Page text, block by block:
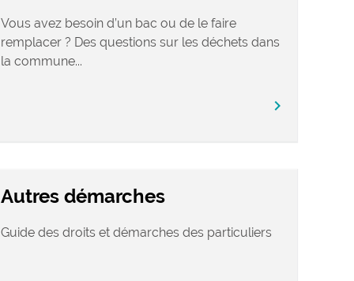
Vous avez besoin d’un bac ou de le faire
remplacer ? Des questions sur les déchets dans
la commune...
chevron_right
Autres démarches
Guide des droits et démarches des particuliers